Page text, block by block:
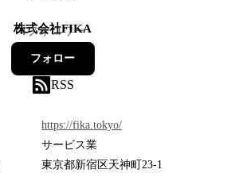
株式会社FIKA
4フォロワー
フォロー
RSS
https://fika.tokyo/
サービス業
東京都新宿区天神町23-1